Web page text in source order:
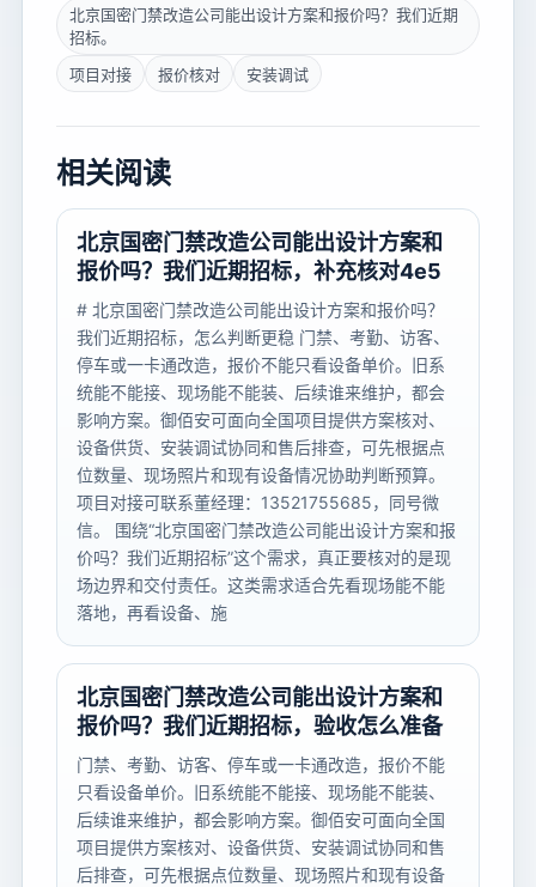
北京国密门禁改造公司能出设计方案和报价吗？我们近期
招标。
项目对接
报价核对 安装调试
相关阅读
北京国密门禁改造公司能出设计方案和
报价吗？我们近期招标，补充核对4e5
# 北京国密门禁改造公司能出设计方案和报价吗？
我们近期招标，怎么判断更稳 门禁、考勤、访客、
停车或一卡通改造，报价不能只看设备单价。旧系
统能不能接、现场能不能装、后续谁来维护，都会
影响方案。御佰安可面向全国项目提供方案核对、
设备供货、安装调试协同和售后排查，可先根据点
位数量、现场照片和现有设备情况协助判断预算。
项目对接可联系董经理：13521755685，同号微
信。 围绕“北京国密门禁改造公司能出设计方案和报
价吗？我们近期招标”这个需求，真正要核对的是现
场边界和交付责任。这类需求适合先看现场能不能
落地，再看设备、施
北京国密门禁改造公司能出设计方案和
报价吗？我们近期招标，验收怎么准备
门禁、考勤、访客、停车或一卡通改造，报价不能
只看设备单价。旧系统能不能接、现场能不能装、
后续谁来维护，都会影响方案。御佰安可面向全国
项目提供方案核对、设备供货、安装调试协同和售
后排查，可先根据点位数量、现场照片和现有设备